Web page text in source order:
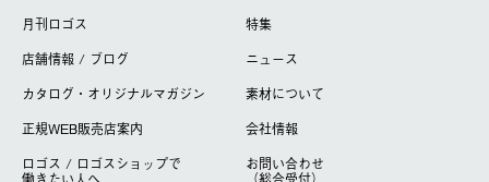
月刊ロゴス
特集
店舗情報 / ブログ
ニュース
カタログ・オリジナルマガジン
素材について
正規WEB販売店案内
会社情報
ロゴス / ロゴスショップで
お問い合わせ